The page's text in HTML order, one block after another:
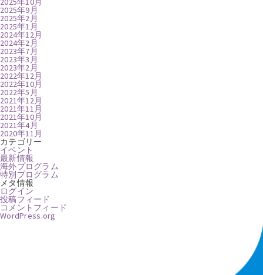
2025年9月
2025年2月
2025年1月
2024年12月
2024年2月
2023年7月
2023年3月
2023年2月
2022年12月
2022年10月
2022年5月
2021年12月
2021年11月
2021年10月
2021年4月
2020年11月
カテゴリー
イベント
最新情報
海外プログラム
特別プログラム
メタ情報
ログイン
投稿フィード
コメントフィード
WordPress.org